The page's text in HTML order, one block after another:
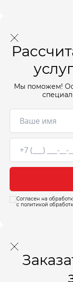
Мы поможем!
Согласен на
с политикой